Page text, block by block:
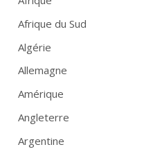
Afrique du Sud
Algérie
Allemagne
Amérique
Angleterre
Argentine